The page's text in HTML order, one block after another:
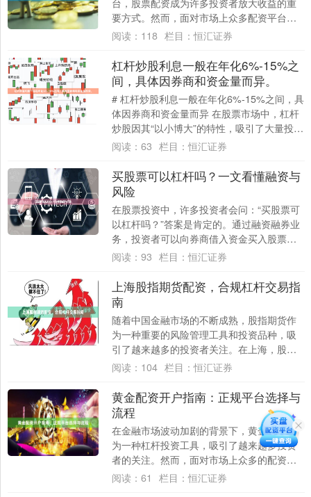
台，股票配资成为许多投资者放大收益的重
要方式。然而，面对市场上众多配资平台，
如何选择一家安全合规的平台，成为投资者
阅读： 118 栏目：恒汇证券
杠杆炒股利息一般在年化6%-15%之
间，具体因券商和资金量而异。
# 杠杆炒股利息一般在年化6%-15%之间，具
体因券商和资金量而异 在股票市场中，杠杆
炒股因其“以小博大”的特性，吸引了大量投资
者。然而，使用杠杆并非免费，投资....
阅读： 63 栏目：恒汇证券
买股票可以杠杆吗？一文看懂融资与
风险
在股票投资中，许多投资者会问：“买股票可
以杠杆吗？”答案是肯定的。通过融资融券业
务，投资者可以向券商借入资金买入股票，
这就是所谓的“杠杆炒股”。但杠杆是一把双
阅读： 93 栏目：恒汇证券
上海股指期货配资，合规杠杆交易指
南
随着中国金融市场的不断成熟，股指期货作
为一种重要的风险管理工具和投资品种，吸
引了越来越多的投资者关注。在上海，股指
期货配资成为许多投资者放大收益的选择。
阅读： 104 栏目：恒汇证券
黄金配资开户指南：正规平台选择与
流程
在金融市场波动加剧的背景下，黄金配资作
为一种杠杆投资工具，吸引了越来越多投资
者的关注。然而，面对市场上众多的配资平
台，如何选择正规渠道并完成开户，成为投
阅读： 61 栏目：恒汇证券